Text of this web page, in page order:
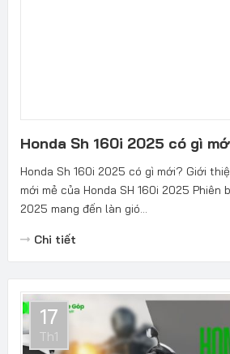
Honda Sh 160i 2025 có gì
Honda Sh 160i 2025 có gì mới? Giới
mới mẻ của Honda SH 160i 2025 Phiên
2025 mang đến làn gió...
Chi tiết
17
Th1